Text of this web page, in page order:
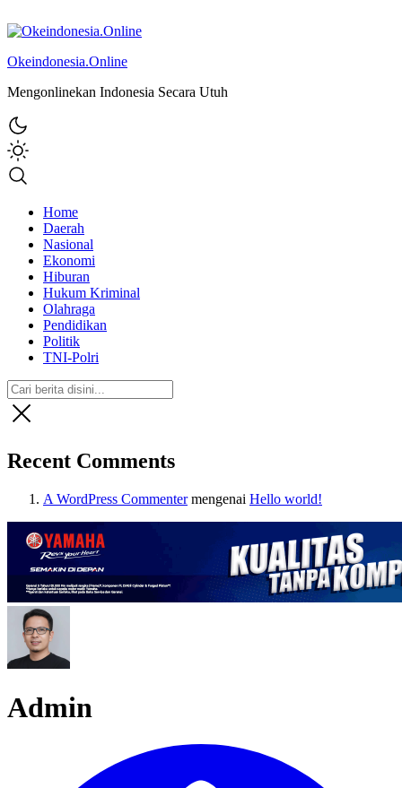
Okeindonesia.Online
Mengonlinekan Indonesia Secara Utuh
Home
Daerah
Nasional
Ekonomi
Hiburan
Hukum Kriminal
Olahraga
Pendidikan
Politik
TNI-Polri
Recent Comments
A WordPress Commentermengenai Hello world!
Admin